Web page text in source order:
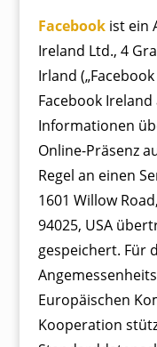
Facebook ist ein
Ireland Ltd., 4
Irland
Facebook
Informationen
Online-Präsenz
Regel an einen
1601 Willow
94025, USA
gespeichert. Für
Europäischen
Kooperation